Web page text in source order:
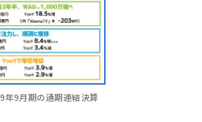
年9月期の通期連結決算